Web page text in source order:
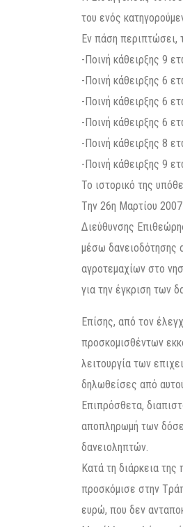
του ενός
Εν πάση περιπτώσει,
-Ποινή κάθειρξης 9
-Ποινή κάθειρξης 6
-Ποινή κάθειρξης 6
-Ποινή κάθειρξης 6
-Ποινή κάθειρξης 8
-Ποινή κάθειρξης 9
Το ιστορικό της
Tην 26η Μαρτίου
Διεύθυνσης
μέσω δανειοδότησης
αγροτεμαχίων στο
για την έγκριση των
Eπίσης, από τον
προσκομισθέντων
λειτουργία των
δηλωθείσες από
Eπιπρόσθετα,
αποπληρωμή των
δανειοληπτών.
Κατά τη διάρκεια
προσκόμισε στην
ευρώ, που δεν